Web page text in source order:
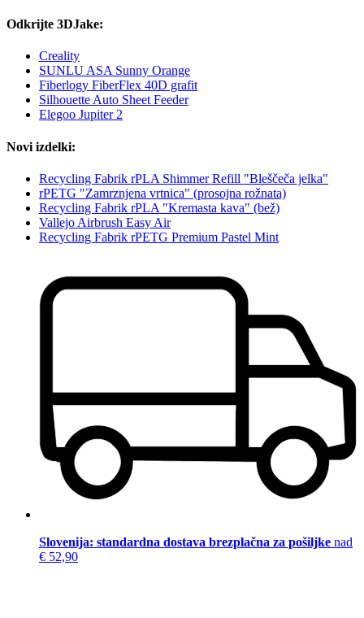
Odkrijte 3DJake:
Creality
SUNLU ASA Sunny Orange
Fiberlogy FiberFlex 40D grafit
Silhouette Auto Sheet Feeder
Elegoo Jupiter 2
Novi izdelki:
Recycling Fabrik rPLA Shimmer Refill "Bleščeča jelka"
rPETG "Zamrznjena vrtnica" (prosojna rožnata)
Recycling Fabrik rPLA "Kremasta kava" (bež)
Vallejo Airbrush Easy Air
Recycling Fabrik rPETG Premium Pastel Mint
Slovenija: standardna dostava brezplačna za pošiljke nad
€ 52,90